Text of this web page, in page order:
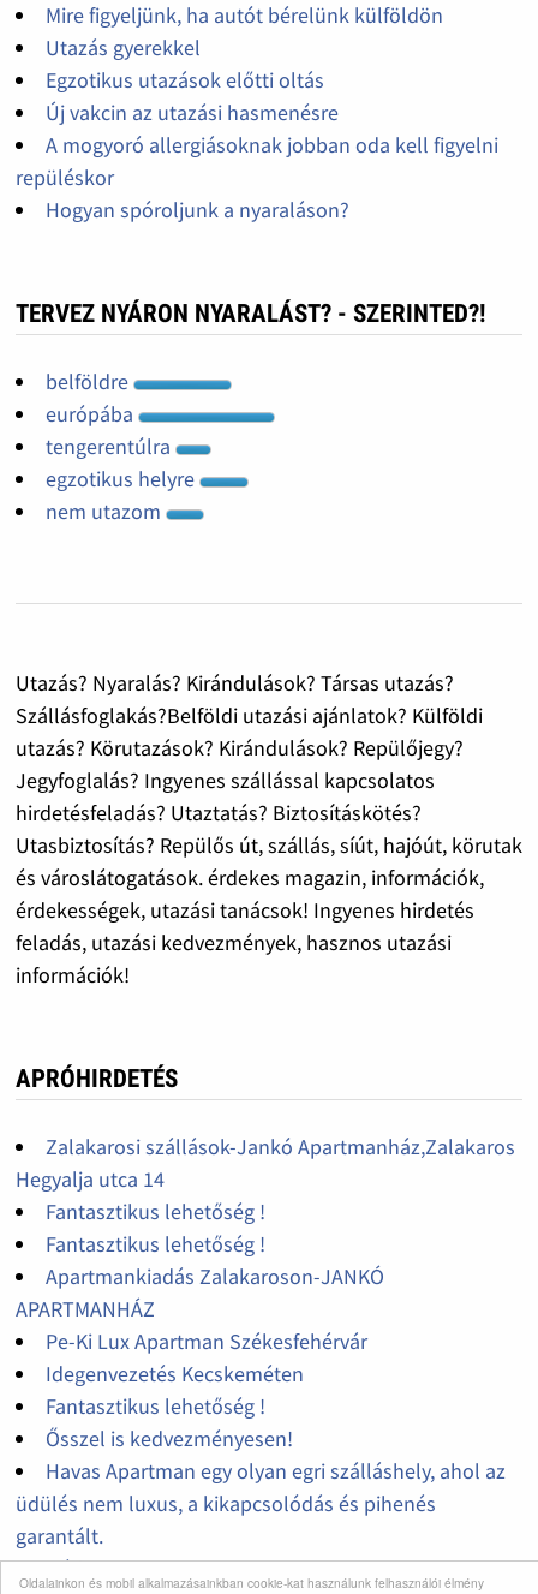
Oldalainkon és mobil alkalmazásainkban cookie-kat használunk felhasználói élmény
Mire figyeljünk, ha autót bérelünk külföldön
Utazás gyerekkel
Egzotikus utazások előtti oltás
Új vakcin az utazási hasmenésre
A mogyoró allergiásoknak jobban oda kell figyelni
repüléskor
Hogyan spóroljunk a nyaraláson?
TERVEZ NYÁRON NYARALÁST? - SZERINTED?!
belföldre
európába
tengerentúlra
egzotikus helyre
nem utazom
Utazás? Nyaralás? Kirándulások? Társas utazás?
Szállásfoglakás?Belföldi utazási ajánlatok? Külföldi
utazás? Körutazások? Kirándulások? Repülőjegy?
Jegyfoglalás? Ingyenes szállással kapcsolatos
hirdetésfeladás? Utaztatás? Biztosításkötés?
Utasbiztosítás? Repülős út, szállás, síút, hajóút, körutak
és városlátogatások. érdekes magazin, információk,
érdekességek, utazási tanácsok! Ingyenes hirdetés
feladás, utazási kedvezmények, hasznos utazási
információk!
APRÓHIRDETÉS
Zalakarosi szállások-Jankó Apartmanház,Zalakaros
Hegyalja utca 14
Fantasztikus lehetőség !
Fantasztikus lehetőség !
Apartmankiadás Zalakaroson-JANKÓ
APARTMANHÁZ
Pe-Ki Lux Apartman Székesfehérvár
Idegenvezetés Kecskeméten
Fantasztikus lehetőség !
Ősszel is kedvezményesen!
Havas Apartman egy olyan egri szálláshely, ahol az
üdülés nem luxus, a kikapcsolódás és pihenés
garantált.
Nádor u. 29